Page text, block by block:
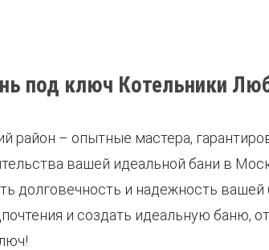
под ключ Котельники
– опытные мастера,
вашей идеальной бани в
долговечность и надежность
и создать идеальную баню,